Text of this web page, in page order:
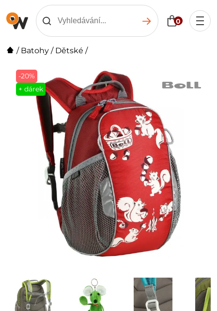
0
/ Batohy / Dětské /
-20%
+ dárek